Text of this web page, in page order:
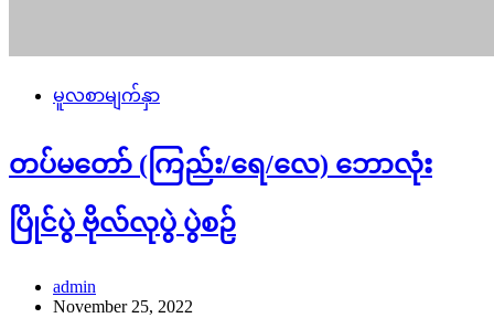
မူလစာမျက်နှာ
တပ်မတော် (ကြည်း/ရေ/လေ) ဘောလုံး
ပြိုင်ပွဲ ဗိုလ်လုပွဲ ပွဲစဉ်
admin
November 25, 2022